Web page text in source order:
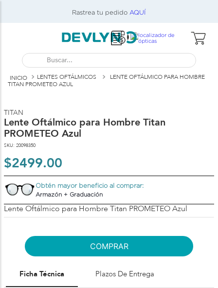
Rastrea tu pedido AQUÍ
Buscar...
LENTES OFTÁLMICOS
LENTE OFTÁLMICO PARA HOMBRE
TITAN PROMETEO AZUL
TITAN
Lente Oftálmico para Hombre Titan
PROMETEO Azul
SKU: 20098350
$2499.00
Obtén mayor beneficio al comprar:
Armazón + Graduación
Lente Oftálmico para Hombre Titan PROMETEO Azul
COMPRAR
Ficha Técnica Plazos De Entrega